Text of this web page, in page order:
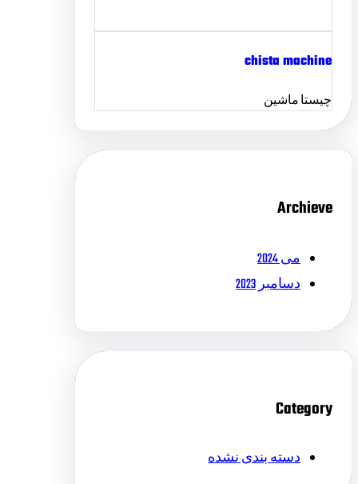
chista machine
چیستا ماشین
Archieve
می 2024
دسامبر 2023
Category
دسته بندی نشده